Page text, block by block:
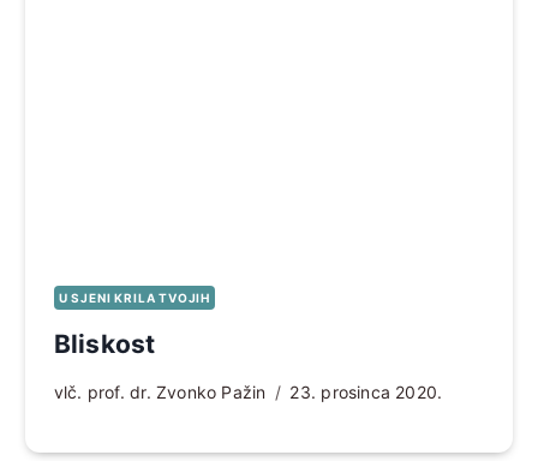
U SJENI KRILA TVOJIH
Bliskost
vlč. prof. dr. Zvonko Pažin 23. prosinca 2020.